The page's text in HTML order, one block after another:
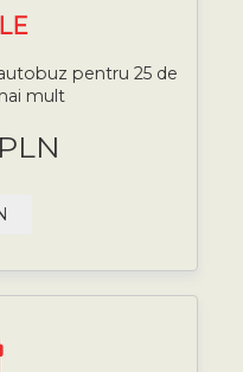
pentru 25 de
mult